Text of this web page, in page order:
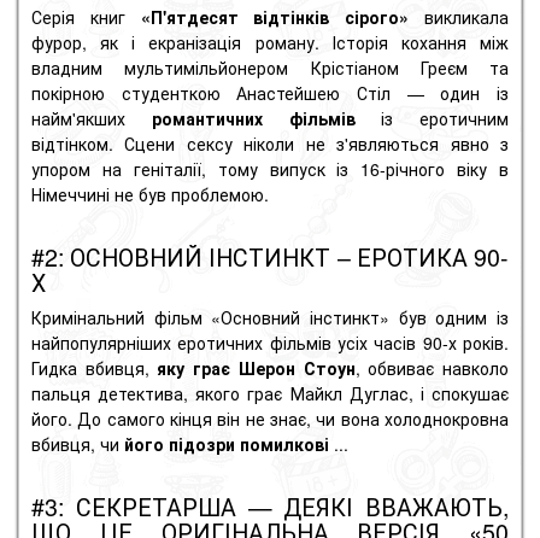
Серія книг «П'ятдесят відтінків сірого» викликала
фурор, як і екранізація роману. Історія кохання між
владним мультимільйонером Крістіаном Греєм та
покірною студенткою Анастейшею Стіл — один із
найм'якших романтичних фільмівіз еротичним
відтінком. Сцени сексу ніколи не з'являються явно з
упором на геніталії, тому випуск із 16-річного віку в
Німеччині не був проблемою.
#2: ОСНОВНИЙ ІНСТИНКТ – ЕРОТИКА 90-
Х
Кримінальний фільм «Основний інстинкт» був одним із
найпопулярніших еротичних фільмів усіх часів 90-х років.
Гидка вбивця, яку грає Шерон Стоун, обвиває навколо
пальця детектива, якого грає Майкл Дуглас, і спокушає
його. До самого кінця він не знає, чи вона холоднокровна
вбивця, чи його підозри помилкові ...
#3: СЕКРЕТАРША — ДЕЯКІ ВВАЖАЮТЬ,